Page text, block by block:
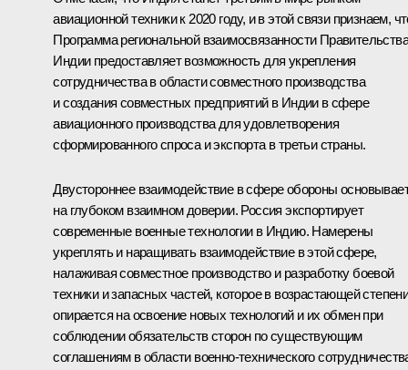
авиационной техники к 2020 году, и в этой связи признаем,
Программа региональной взаимосвязанности Правительства
Индии предоставляет возможность для укрепления
сотрудничества в области совместного производства
и создания совместных предприятий в Индии в сфере
авиационного производства для удовлетворения
сформированного спроса и экспорта в третьи страны.
Двустороннее взаимодействие в сфере обороны
на глубоком взаимном доверии. Россия экспортирует
современные военные технологии в Индию. Намерены
укреплять и наращивать взаимодействие в этой сфере,
налаживая совместное производство и разработку боевой
техники и запасных частей, которое в возрастающей
опирается на освоение новых технологий и их обмен при
соблюдении обязательств сторон по существующим
соглашениям в области военно-технического